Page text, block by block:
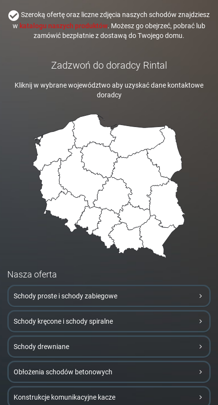
Szeroką ofertę oraz liczne zdjęcia naszych schodów znajdziesz
w katalogu naszych produktów. Możesz go obejrzeć, pobrać lub
zamówić bezpłatnie z dostawą do Twojego domu.
Zadzwoń do doradcy Rintal
Kliknij w wybrane województwo aby uzyskać dane kontaktowe
doradcy
Nasza oferta
Schody proste i schody zabiegowe
Schody kręcone i schody spiralne
Schody drewniane
Obłożenia schodów betonowych
Konstrukcje komunikacyjne kacze